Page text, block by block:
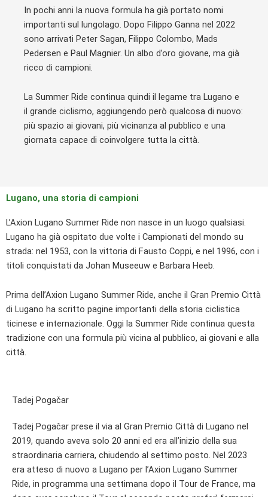
In pochi anni la nuova formula ha già portato nomi
importanti sul lungolago. Dopo Filippo Ganna nel 2022
sono arrivati Peter Sagan, Filippo Colombo, Mads
Pedersen e Paul Magnier. Un albo d’oro giovane, ma già
ricco di campioni.
La Summer Ride continua quindi il legame tra Lugano e
il grande ciclismo, aggiungendo però qualcosa di nuovo:
più spazio ai giovani, più vicinanza al pubblico e una
giornata capace di coinvolgere tutta la città.
Lugano, una storia di campioni
L’Axion Lugano Summer Ride non nasce in un luogo qualsiasi.
Lugano ha già ospitato due volte i Campionati del mondo su
strada: nel 1953, con la vittoria di Fausto Coppi, e nel 1996, con i
titoli conquistati da Johan Museeuw e Barbara Heeb.
Prima dell’Axion Lugano Summer Ride, anche il Gran Premio Città
di Lugano ha scritto pagine importanti della storia ciclistica
ticinese e internazionale. Oggi la Summer Ride continua questa
tradizione con una formula più vicina al pubblico, ai giovani e alla
città.
Tadej Pogačar
Tadej Pogačar prese il via al Gran Premio Città di Lugano nel
2019, quando aveva solo 20 anni ed era all’inizio della sua
straordinaria carriera, chiudendo al settimo posto. Nel 2023
era atteso di nuovo a Lugano per l’Axion Lugano Summer
Ride, in programma una settimana dopo il Tour de France, ma